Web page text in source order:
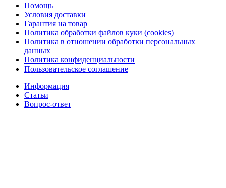
Помощь
Условия доставки
Гарантия на товар
Политика обработки файлов куки (cookies)
Политика в отношении обработки персональных
данных
Политика конфиденциальности
Пользовательское соглашение
Информация
Статьи
Вопрос-ответ